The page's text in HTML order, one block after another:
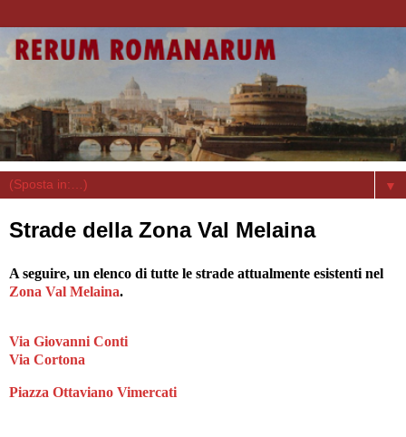
▼
Strade della Zona Val Melaina
A seguire, un elenco di tutte le strade attualmente esistenti nel
Zona Val Melaina.
Via Giovanni Conti
Via Cortona
Piazza Ottaviano Vimercati